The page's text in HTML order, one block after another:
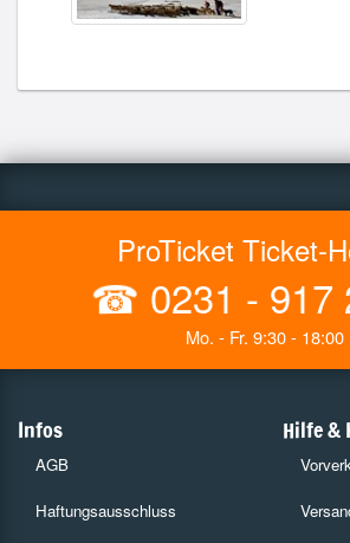
ProTicket Ticket-
☎ 0231 - 917
Mo. - Fr. 9:30 - 18:00
Infos
AGB
Haftungsausschluss
Hilfe &